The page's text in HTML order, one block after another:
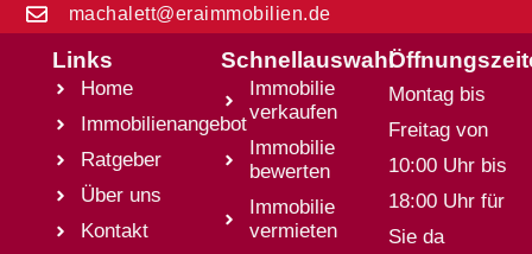
machalett@eraimmobilien.de
Links
Home
Immobilienangebot
Ratgeber
Über uns
Kontakt
Schnellauswahl
Immobilie
verkaufen
Immobilie
bewerten
Immobilie
vermieten
Montag bis
Freitag von
10:00 Uhr bis
18:00 Uhr für
Sie da